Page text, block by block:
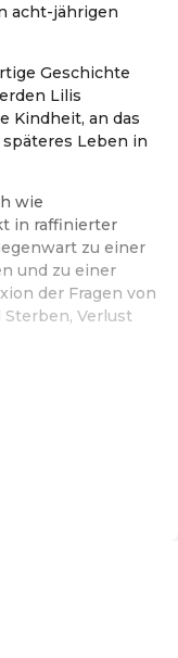
acht-jährigen
Geschichte
Lilis
Kindheit, an das
Leben in
wie
in raffinierter
zu einer
und zu einer
der Fragen von
Verlust